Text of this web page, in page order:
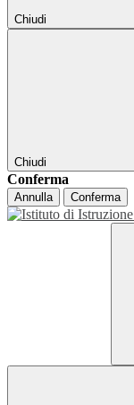
Chiudi
Chiudi
Conferma
Annulla Conferma